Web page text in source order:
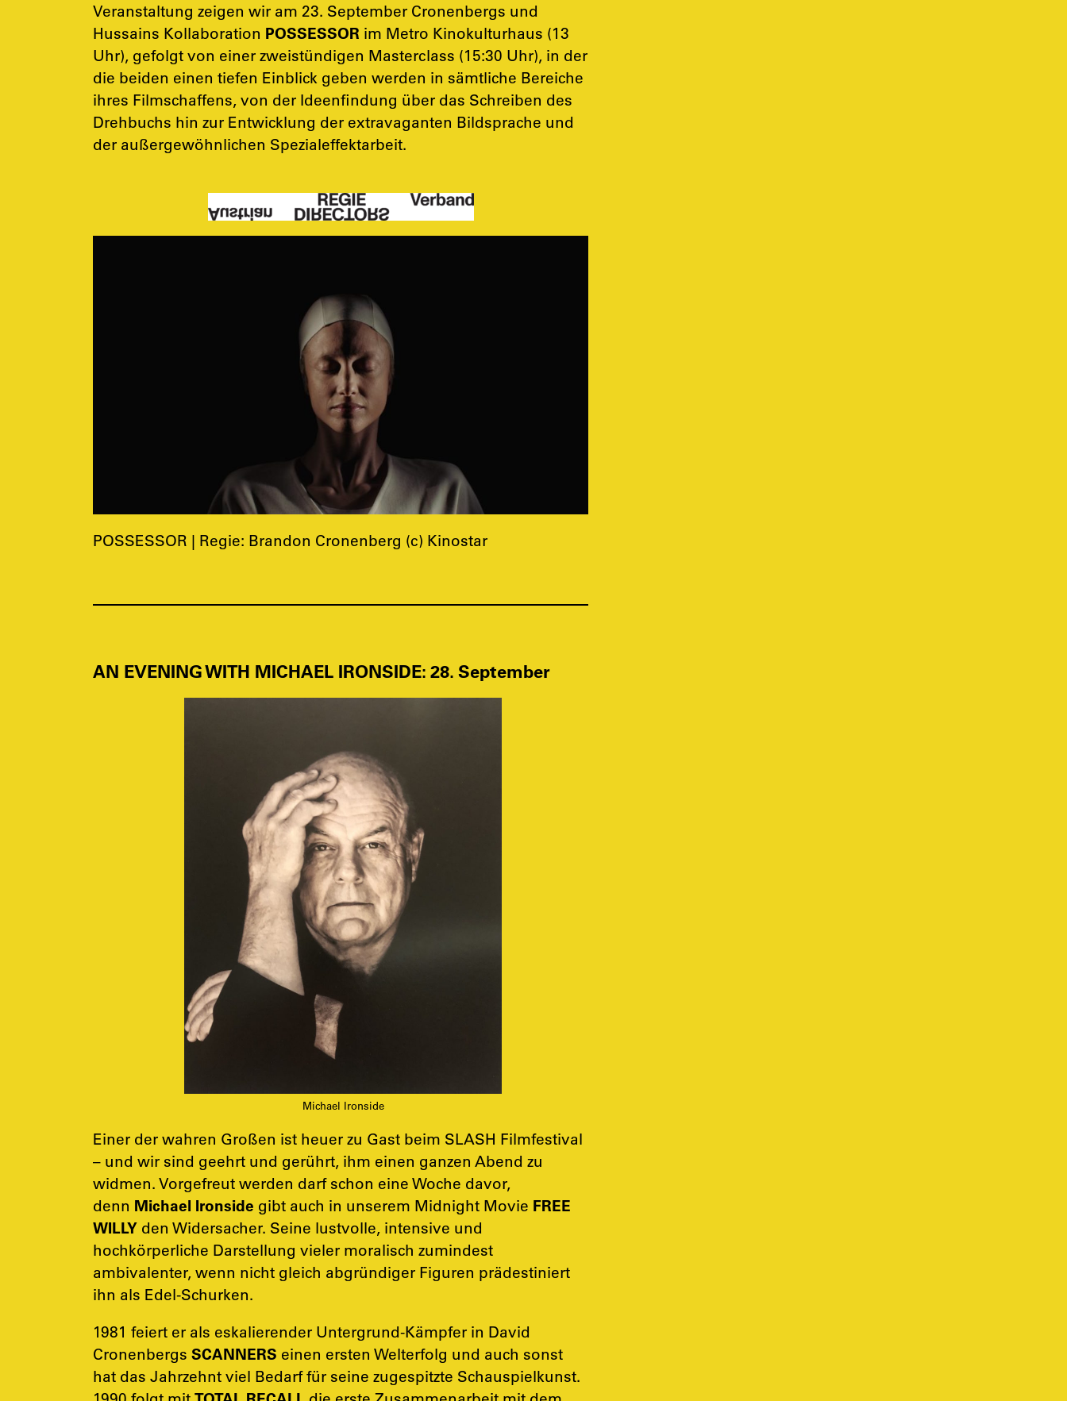
Veranstaltung zeigen wir am 23. September Cronenbergs und
Hussains Kollaboration POSSESSOR im Metro Kinokulturhaus (13
Uhr), gefolgt von einer zweistündigen Masterclass (15:30 Uhr), in der
die beiden einen tiefen Einblick geben werden in sämtliche Bereiche
ihres Filmschaffens, von der Ideenfindung über das Schreiben des
Drehbuchs hin zur Entwicklung der extravaganten Bildsprache und
der außergewöhnlichen Spezialeffektarbeit.
POSSESSOR | Regie: Brandon Cronenberg (c) Kinostar
AN EVENING WITH MICHAEL IRONSIDE: 28. September
Michael Ironside
Einer der wahren Großen ist heuer zu Gast beim SLASH Filmfestival
– und wir sind geehrt und gerührt, ihm einen ganzen Abend zu
widmen. Vorgefreut werden darf schon eine Woche davor,
denn Michael Ironside gibt auch in unserem Midnight Movie FREE
WILLY den Widersacher. Seine lustvolle, intensive und
hochkörperliche Darstellung vieler moralisch zumindest
ambivalenter, wenn nicht gleich abgründiger Figuren prädestiniert
ihn als Edel-Schurken.
1981 feiert er als eskalierender Untergrund-Kämpfer in David
Cronenbergs SCANNERS einen ersten Welterfolg und auch sonst
hat das Jahrzehnt viel Bedarf für seine zugespitzte Schauspielkunst.